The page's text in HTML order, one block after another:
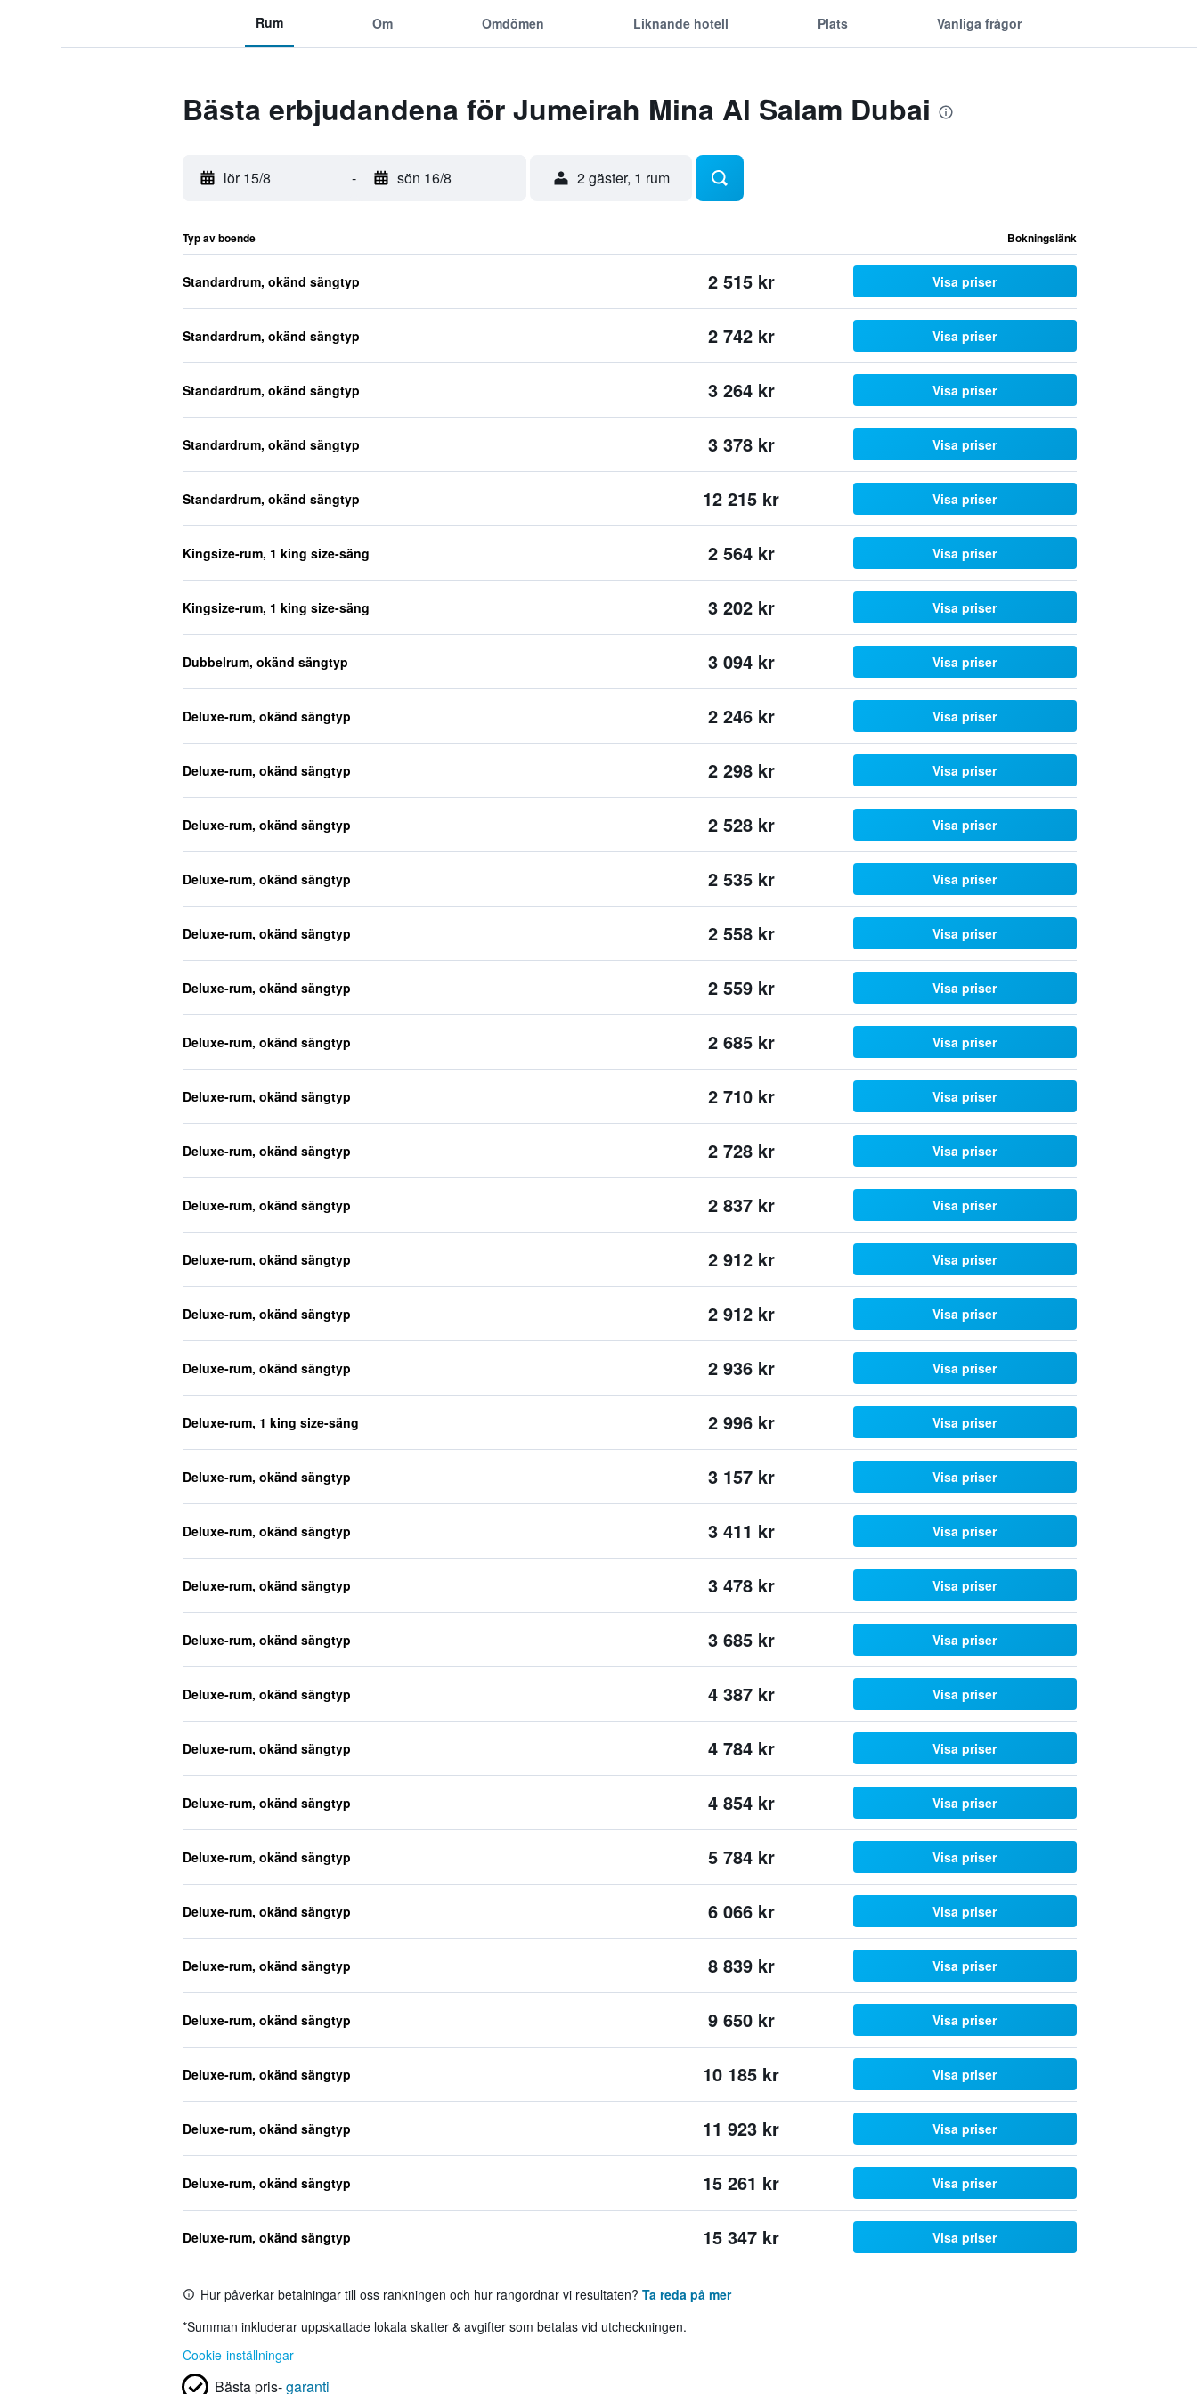
Rum Om Omdömen Liknande hotell Plats Vanliga frågor
Bästa erbjudandena för Jumeirah Mina Al Salam Dubai
lör 15/8 - sön 16/8 2 gäster, 1 rum
Typ av boende Bokningslänk
Standardrum, okänd sängtyp 2 515 kr Visa priser
Standardrum, okänd sängtyp 2 742 kr Visa priser
Standardrum, okänd sängtyp 3 264 kr Visa priser
Standardrum, okänd sängtyp 3 378 kr Visa priser
Standardrum, okänd sängtyp 12 215 kr Visa priser
Kingsize-rum, 1 king size-säng 2 564 kr Visa priser
Kingsize-rum, 1 king size-säng 3 202 kr Visa priser
Dubbelrum, okänd sängtyp 3 094 kr Visa priser
Deluxe-rum, okänd sängtyp 2 246 kr Visa priser
Deluxe-rum, okänd sängtyp 2 298 kr Visa priser
Deluxe-rum, okänd sängtyp 2 528 kr Visa priser
Deluxe-rum, okänd sängtyp 2 535 kr Visa priser
Deluxe-rum, okänd sängtyp 2 558 kr Visa priser
Deluxe-rum, okänd sängtyp 2 559 kr Visa priser
Deluxe-rum, okänd sängtyp 2 685 kr Visa priser
Deluxe-rum, okänd sängtyp 2 710 kr Visa priser
Deluxe-rum, okänd sängtyp 2 728 kr Visa priser
Deluxe-rum, okänd sängtyp 2 837 kr Visa priser
Deluxe-rum, okänd sängtyp 2 912 kr Visa priser
Deluxe-rum, okänd sängtyp 2 912 kr Visa priser
Deluxe-rum, okänd sängtyp 2 936 kr Visa priser
Deluxe-rum, 1 king size-säng 2 996 kr Visa priser
Deluxe-rum, okänd sängtyp 3 157 kr Visa priser
Deluxe-rum, okänd sängtyp 3 411 kr Visa priser
Deluxe-rum, okänd sängtyp 3 478 kr Visa priser
Deluxe-rum, okänd sängtyp 3 685 kr Visa priser
Deluxe-rum, okänd sängtyp 4 387 kr Visa priser
Deluxe-rum, okänd sängtyp 4 784 kr Visa priser
Deluxe-rum, okänd sängtyp 4 854 kr Visa priser
Deluxe-rum, okänd sängtyp 5 784 kr Visa priser
Deluxe-rum, okänd sängtyp 6 066 kr Visa priser
Deluxe-rum, okänd sängtyp 8 839 kr Visa priser
Deluxe-rum, okänd sängtyp 9 650 kr Visa priser
Deluxe-rum, okänd sängtyp 10 185 kr Visa priser
Deluxe-rum, okänd sängtyp 11 923 kr Visa priser
Deluxe-rum, okänd sängtyp 15 261 kr Visa priser
Deluxe-rum, okänd sängtyp 15 347 kr Visa priser
Hur påverkar betalningar till oss rankningen och hur rangordnar vi resultaten? Ta reda på mer
*Summan inkluderar uppskattade lokala skatter & avgifter som betalas vid utcheckningen.
Cookie-inställningar
Bästa pris-garanti